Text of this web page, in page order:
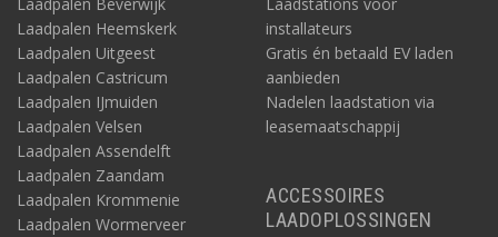
Laadpalen Heemskerk
Laadpalen Uitgeest
Laadpalen Castricum
Laadpalen IJmuiden
Laadpalen Velsen
Laadpalen Assendelft
Laadpalen Zaandam
Laadpalen Krommenie
Laadpalen Wormerveer
installateurs
Gratis én betaald EV laden
aanbieden
Nadelen laadstation via
leasemaatschappij
ACCESSOIRES
LAADOPLOSSINGEN